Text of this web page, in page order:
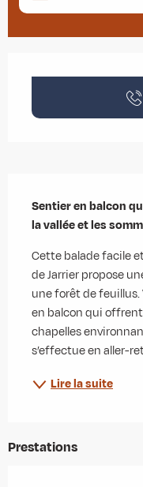
Sentier en balcon
la vallée et les
Cette balade facile
de Jarrier propose
une forêt de feuillus.
en balcon qui offrent
chapelles
s’effectue en aller-
Lire la suite
Prestations